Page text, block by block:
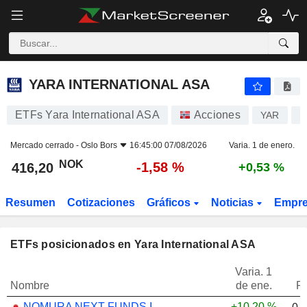
YARA INTERNATIONAL ASA
YARA INTERNATIONAL ASA
ETFs Yara International ASA Acciones YAR
Mercado cerrado - Oslo Bors 16:45:00 07/08/2026 Varia. 1 de enero.
416,20 NOK -1,58 % +0,53 %
Resumen Cotizaciones Gráficos Noticias
ETFs posicionados en Yara International ASA
Nombre
Varia. 1
de ene.